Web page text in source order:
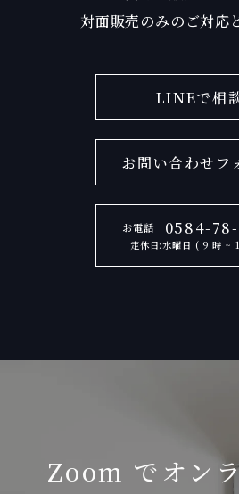
対面販売のみのご対応
LINEで相
お問い合わせフ
お電話 0584-
定休日:水曜日 ( 9 時 ~
Zoom でオン